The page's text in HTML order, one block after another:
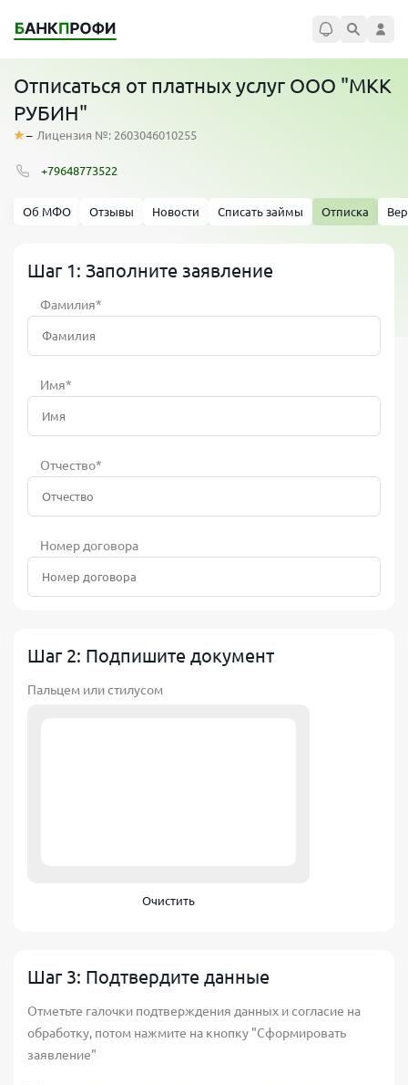
Отписаться от платных услуг ООО "МКК
РУБИН"
– Лицензия №: 2603046010255
+79648773522
Об МФО Отзывы Новости Списать займы Отписка
Шаг 1: Заполните заявление
Фамилия*
Имя*
Отчество*
Номер договора
Шаг 2: Подпишите документ
Пальцем или стилусом
Очистить
Шаг 3: Подтвердите данные
Отметьте галочки подтверждения данных и согласие на
обработку, потом нажмите на кнопку "Сформировать
заявление"